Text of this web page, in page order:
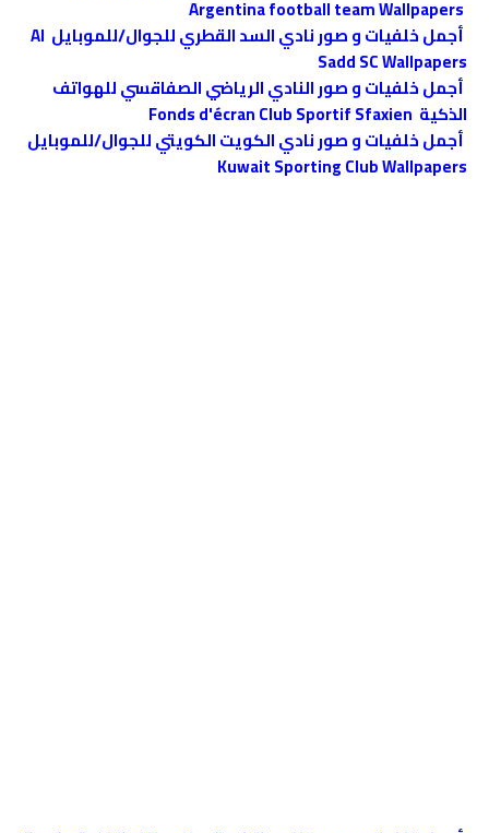
أجمل خلفيات و صور نادي السد القطري للجوال/للموبايل Al
Sadd SC Wallpapers
أجمل خلفيات و صور النادي الرياضي الصفاقسي للهواتف
الذكية Fonds d'écran Club Sportif Sfaxien
أجمل خلفيات و صور نادي الكويت الكويتي للجوال/للموبايل
Kuwait Sporting Club Wallpapers